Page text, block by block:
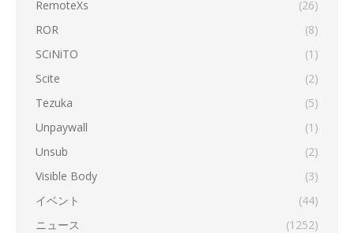
RemoteXs
(26)
ROR
(8)
SCiNiTO
(1)
Scite
(2)
Tezuka
(5)
Unpaywall
(1)
Unsub
(2)
Visible Body
(3)
イベント
(44)
ニュース
(1252)